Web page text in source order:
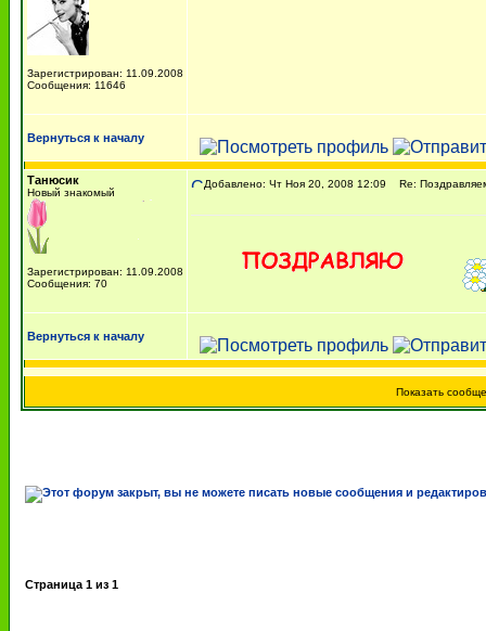
Зарегистрирован: 11.09.2008
Сообщения: 11646
Вернуться к началу
Танюсик
Новый знакомый
Зарегистрирован: 11.09.2008
Сообщения: 70
Добавлено: Чт Ноя 20, 2008 12:09 Re:
Вернуться к началу
Показать
Страница 1 из 1